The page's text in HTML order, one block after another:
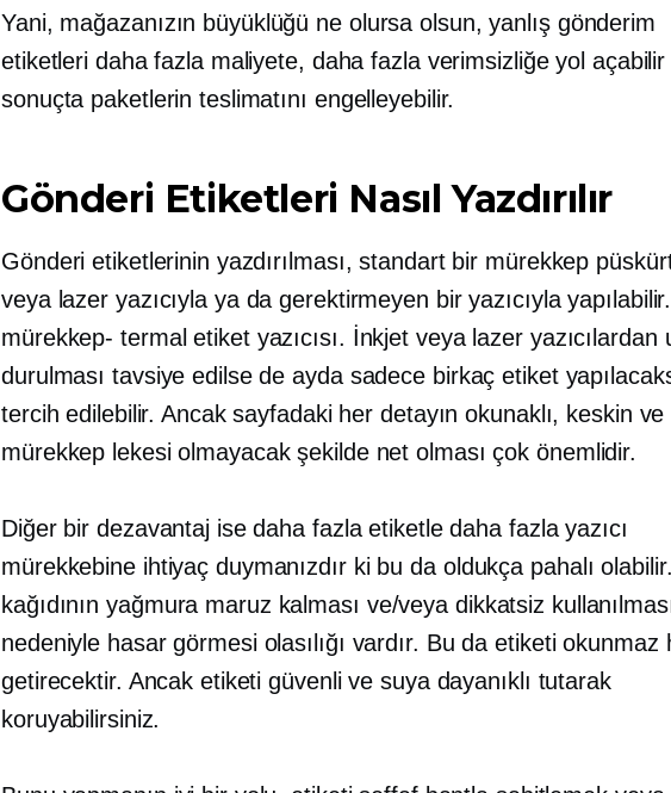
Yani, mağazanızın büyüklüğü ne olursa olsun, yanlış gönderim
etiketleri daha fazla maliyete, daha fazla verimsizliğe yol açabilir
sonuçta paketlerin teslimatını engelleyebilir.
Gönderi Etiketleri Nasıl Yazdırılır
Gönderi etiketlerinin yazdırılması, standart bir mürekkep
veya lazer yazıcıyla ya da gerektirmeyen bir yazıcıyla yapılabilir.
mürekkep- termal etiket yazıcısı. İnkjet veya lazer yazıcılardan
durulması tavsiye edilse de ayda sadece birkaç etiket
tercih edilebilir. Ancak sayfadaki her detayın okunaklı, keskin ve
mürekkep lekesi olmayacak şekilde net olması çok önemlidir.
Diğer bir dezavantaj ise daha fazla etiketle daha fazla yazıcı
mürekkebine ihtiyaç duymanızdır ki bu da oldukça pahalı
kağıdının yağmura maruz kalması ve/veya dikkatsiz
nedeniyle hasar görmesi olasılığı vardır. Bu da etiketi okunmaz
getirecektir. Ancak etiketi güvenli ve suya dayanıklı tutarak
koruyabilirsiniz.